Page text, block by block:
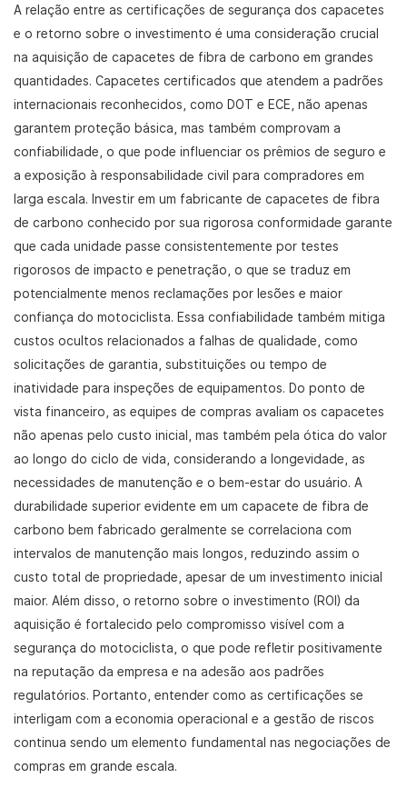
A relação entre as certificações de segurança dos capacetes
e o retorno sobre o investimento é uma consideração crucial
na aquisição de capacetes de fibra de carbono em grandes
quantidades. Capacetes certificados que atendem a padrões
internacionais reconhecidos, como DOT e ECE, não apenas
garantem proteção básica, mas também comprovam a
confiabilidade, o que pode influenciar os prêmios de seguro e
a exposição à responsabilidade civil para compradores em
larga escala. Investir em um fabricante de capacetes de fibra
de carbono conhecido por sua rigorosa conformidade garante
que cada unidade passe consistentemente por testes
rigorosos de impacto e penetração, o que se traduz em
potencialmente menos reclamações por lesões e maior
confiança do motociclista. Essa confiabilidade também mitiga
custos ocultos relacionados a falhas de qualidade, como
solicitações de garantia, substituições ou tempo de
inatividade para inspeções de equipamentos. Do ponto de
vista financeiro, as equipes de compras avaliam os capacetes
não apenas pelo custo inicial, mas também pela ótica do valor
ao longo do ciclo de vida, considerando a longevidade, as
necessidades de manutenção e o bem-estar do usuário. A
durabilidade superior evidente em um capacete de fibra de
carbono bem fabricado geralmente se correlaciona com
intervalos de manutenção mais longos, reduzindo assim o
custo total de propriedade, apesar de um investimento inicial
maior. Além disso, o retorno sobre o investimento (ROI) da
aquisição é fortalecido pelo compromisso visível com a
segurança do motociclista, o que pode refletir positivamente
na reputação da empresa e na adesão aos padrões
regulatórios. Portanto, entender como as certificações se
interligam com a economia operacional e a gestão de riscos
continua sendo um elemento fundamental nas negociações de
compras em grande escala.